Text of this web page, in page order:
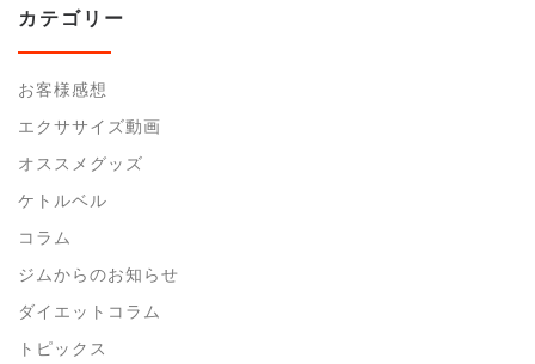
カテゴリー
お客様感想
エクササイズ動画
オススメグッズ
ケトルベル
コラム
ジムからのお知らせ
ダイエットコラム
トピックス